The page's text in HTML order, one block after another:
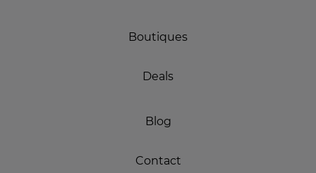
Boutiques
Deals
Blog
Contact